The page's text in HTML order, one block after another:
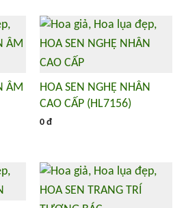
ÂM
HOA SEN NGHỆ NHÂN
CAO CẤP (HL7156)
0 đ